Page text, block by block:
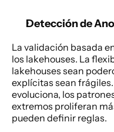
Detección de
La validación basada
los lakehouses. La
lakehouses sean
explícitas sean
evoluciona, los
extremos proliferan
pueden definir reglas.